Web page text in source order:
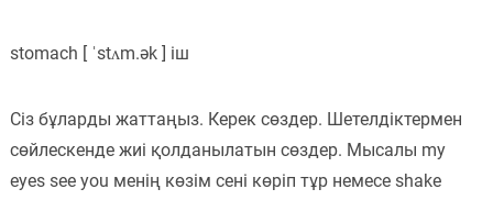
stomach [ ˈstʌm.ək ] іш
Сіз бұларды жаттаңыз. Керек сөздер. Шетелдіктермен
сөйлескенде жиі қолданылатын сөздер. Мысалы my
eyes see you менің көзім сені көріп тұр немесе shake